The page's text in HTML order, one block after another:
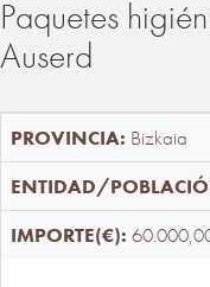
Paquetes
Auserd
Bizkaia